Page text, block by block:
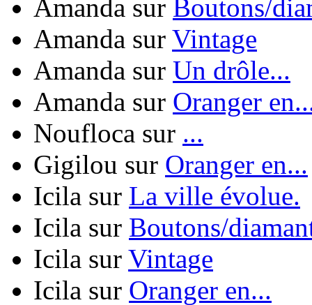
Amanda sur Boutons/
Amanda sur Vintage
Amanda sur Un drôle...
Amanda sur Oranger
Noufloca sur ...
Gigilou sur Oranger en...
Icila sur La ville évolue.
Icila sur Boutons/
Icila sur Vintage
Icila sur Oranger en...